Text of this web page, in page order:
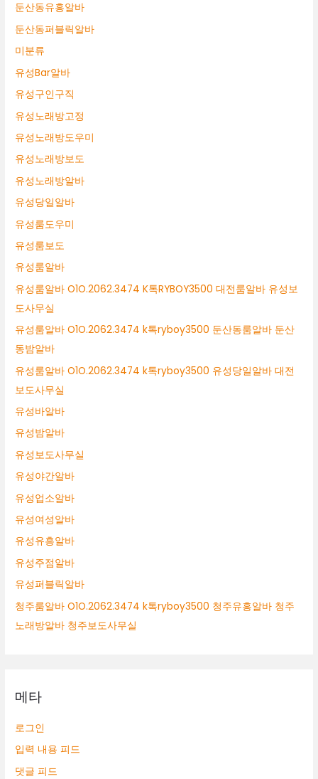
둔산동유흥알바
둔산동퍼블릭알바
미분류
유성Bar알바
유성구인구직
유성노래방고정
유성노래방도우미
유성노래방보도
유성노래방알바
유성당일알바
유성룸도우미
유성룸보도
유성룸알바
유성룸알바 O1O.2062.3474 K톡RYBOY3500 대전룸알바 유성보
도사무실
유성룸알바 O1O.2062.3474 k톡ryboy3500 둔산동룸알바 둔산
동밤알바
유성룸알바 O1O.2062.3474 k톡ryboy3500 유성당일알바 대전
보도사무실
유성바알바
유성밤알바
유성보도사무실
유성야간알바
유성업소알바
유성여성알바
유성유흥알바
유성주점알바
유성퍼블릭알바
청주룸알바 O1O.2062.3474 k톡ryboy3500 청주유흥알바 청주
노래방알바 청주보도사무실
메타
로그인
입력 내용 피드
댓글 피드